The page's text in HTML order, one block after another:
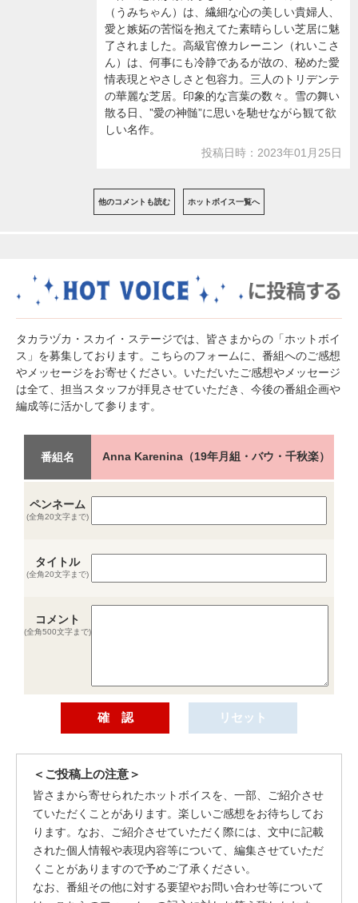
（うみちゃん）は、繊細な心の美しい貴婦人、
愛と嫉妬の苦悩を抱えてた素晴らしい芝居に魅
了されました。高級官僚カレーニン（れいこさ
ん）は、何事にも冷静であるが故の、秘めた愛
情表現とやさしさと包容力。三人のトリデンテ
の華麗な芝居。印象的な言葉の数々。雪の舞い
散る日、”愛の神髄”に思いを馳せながら観て欲
しい名作。
投稿日時：2023年01月25日
他のコメントも読む ホットボイス一覧へ
タカラヅカ・スカイ・ステージでは、皆さまからの「ホットボイ
ス」を募集しております。こちらのフォームに、番組へのご感想
やメッセージをお寄せください。いただいたご感想やメッセージ
は全て、担当スタッフが拝見させていただき、今後の番組企画や
編成等に活かして参ります。
番組名 Anna Karenina（19年月組・バウ・千秋楽）
ペンネーム
(全角20文字まで)
タイトル
(全角20文字まで)
コメント
(全角500文字まで)
＜ご投稿上の注意＞
皆さまから寄せられたホットボイスを、一部、ご紹介させ
ていただくことがあります。楽しいご感想をお待ちしてお
ります。なお、ご紹介させていただく際には、文中に記載
された個人情報や表現内容等について、編集させていただ
くことがありますので予めご了承ください。
なお、番組その他に対する要望やお問い合わせ等について